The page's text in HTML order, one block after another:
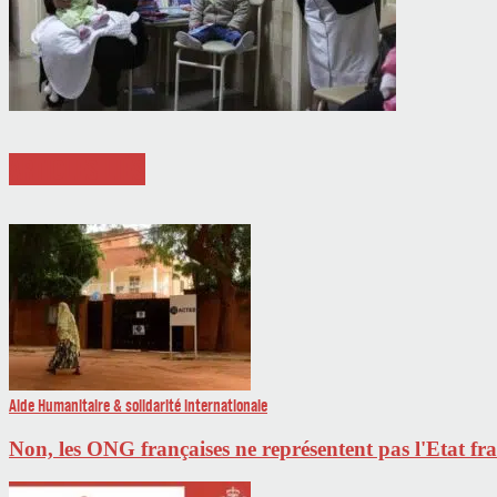
Aide Humanitaire & solidarité internationale
Non, les ONG françaises ne représentent pas l'Etat